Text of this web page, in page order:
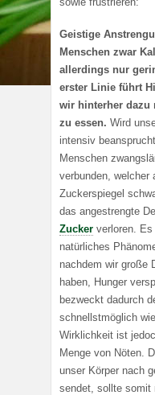
Geistige
Menschen zwar
allerdings nur
erster Linie führt
wir hinterher dazu
zu essen. Wird
intensiv
Menschen
verbunden, welcher
Zuckerspiegel
das angestrengte
Zucker verloren.
natürliches
nachdem wir große
haben, Hunger
bezweckt dadurch
schnellstmöglich
Wirklichkeit ist
Menge von Nöten.
unser Körper nach
sendet, sollte somit